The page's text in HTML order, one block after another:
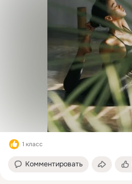
1 класс
Комментировать